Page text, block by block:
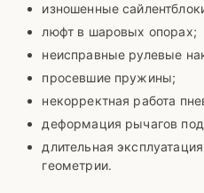
изношенные
люфт в шаровых опорах;
неисправные рулевые
просевшие пружины;
некорректная работа
деформация рычагов
длительная
геометрии.